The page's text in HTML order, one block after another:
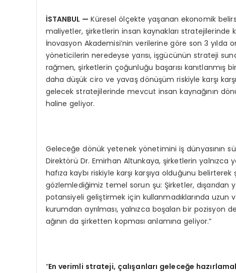
İSTANBUL —Küresel ölçekte yaşanan ekonomik
maliyetler, şirketlerin insan kaynakları
İnovasyon Akademisi’nin verilerine göre son 3 yılda
yöneticilerin neredeyse yarısı, işgücünün strateji
rağmen, şirketlerin çoğunluğu başarısı kanıtlanmış
daha düşük ciro ve yavaş dönüşüm riskiyle karşı
gelecek stratejilerinde mevcut insan kaynağının
haline geliyor.
Geleceğe dönük yetenek yönetimini iş dünyasının
Direktörü Dr. Emirhan Altunkaya, şirketlerin yalnızca
hafıza kaybı riskiyle karşı karşıya olduğunu
gözlemlediğimiz temel sorun şu: Şirketler,
potansiyeli geliştirmek için kullanmadıklarında
kurumdan ayrılması, yalnızca boşalan bir pozisyon
ağının da şirketten kopması anlamına geliyor.”
“En verimli strateji, çalışanları geleceğe